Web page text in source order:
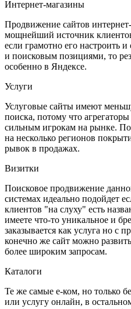
Интернет-магазины
Продвижение сайтов
мощнейший источник
если грамотно его настроить
и поисковым позициями, то
особенно в Яндексе.
Услуги
Услуговые сайты имеют
поиска, потому что
сильным игрокам на рынке.
на несколько регионов
рывок в продажах.
Визитки
Поисковое продвижение
системах идеально подойдет
клиентов "на слуху" есть
имеете что-то уникальное и
заказывается как услуга но с
конечно же сайт можно
более широким запросам.
Каталоги
Те же самые е-ком, но только
или услугу онлайн, в